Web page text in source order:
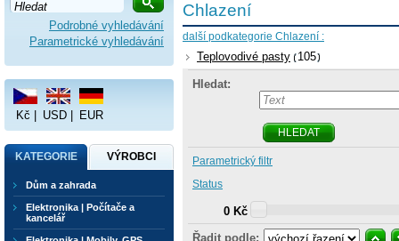
Chlazení
další podkategorie Chlazení :
Teplovodivé pasty 105
Hledat:
HLEDAT
Parametrický filtr
Status
0 Kč
Řadit podle:
Podrobné vyhledávání
Parametrické vyhledávání
Kč USD EUR
KATEGORIE VÝROBCI
Dům a zahrada
Elektronika | Počítače a
kancelář